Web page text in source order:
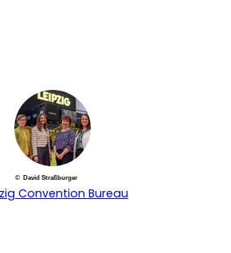
© David Straßburger
Convention Bureau